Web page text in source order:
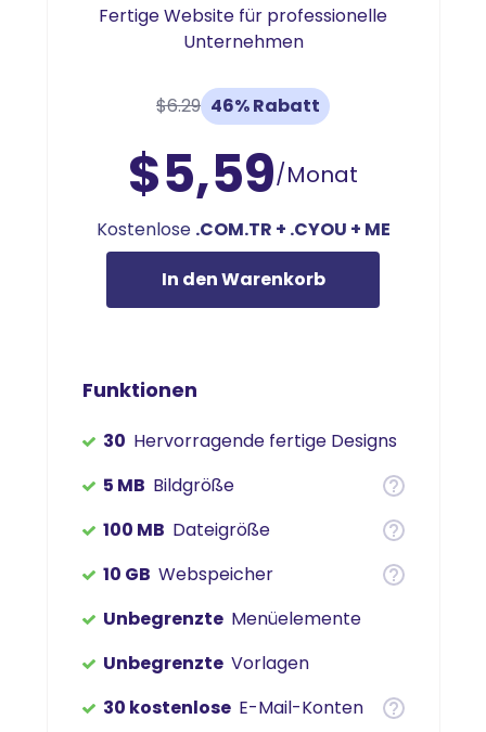
Fertige Website für professionelle
Unternehmen
$6.29 46% Rabatt
$5,59/Monat
Kostenlose .COM.TR + .CYOU + ME
In den Warenkorb
Funktionen
30 Hervorragende fertige Designs
5 MB Bildgröße
100 MB Dateigröße
10 GB Webspeicher
Unbegrenzte Menüelemente
Unbegrenzte Vorlagen
30 kostenlose E-Mail-Konten